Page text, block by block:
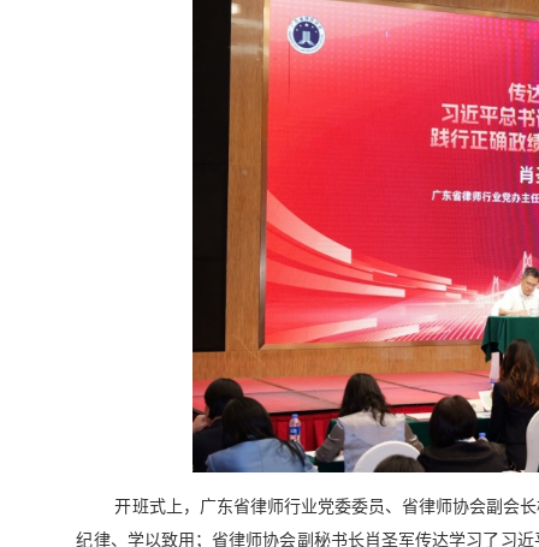
开班式上，广东省律师行业党委委员、省律师协会副会
纪律、学以致用；省律师协会副秘书长肖圣军传达学习了习